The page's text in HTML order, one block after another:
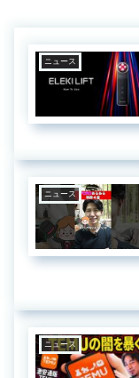
ニュース
ニュース
ニュース